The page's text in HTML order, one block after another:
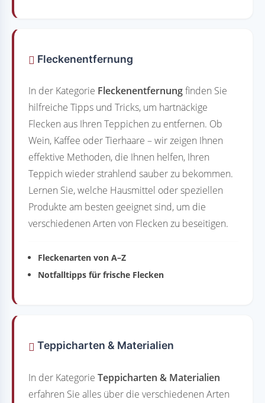
Fleckenentfernung
In der Kategorie Fleckenentfernungfinden Sie
hilfreiche Tipps und Tricks, um hartnäckige
Flecken aus Ihren Teppichen zu entfernen. Ob
Wein, Kaffee oder Tierhaare – wir zeigen Ihnen
effektive Methoden, die Ihnen helfen, Ihren
Teppich wieder strahlend sauber zu bekommen.
Lernen Sie, welche Hausmittel oder speziellen
Produkte am besten geeignet sind, um die
verschiedenen Arten von Flecken zu beseitigen.
Fleckenarten von A–Z
Notfalltipps für frische Flecken
Teppicharten & Materialien
In der Kategorie Teppicharten & Materialien
erfahren Sie alles über die verschiedenen Arten